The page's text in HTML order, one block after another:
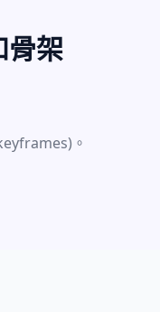
骨架
。